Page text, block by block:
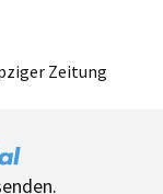
Zeitung